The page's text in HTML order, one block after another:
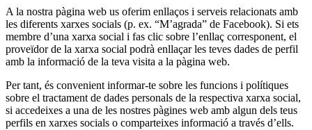
A la nostra pàgina web us oferim enllaços i serveis relacionats amb
les diferents xarxes socials (p. ex. “M’agrada” de Facebook). Si ets
membre d’una xarxa social i fas clic sobre l’enllaç corresponent, el
proveïdor de la xarxa social podrà enllaçar les teves dades de perfil
amb la informació de la teva visita a la pàgina web.
Per tant, és convenient informar-te sobre les funcions i polítiques
sobre el tractament de dades personals de la respectiva xarxa social,
si accedeixes a una de les nostres pàgines web amb algun dels teus
perfils en xarxes socials o comparteixes informació a través d’ells.